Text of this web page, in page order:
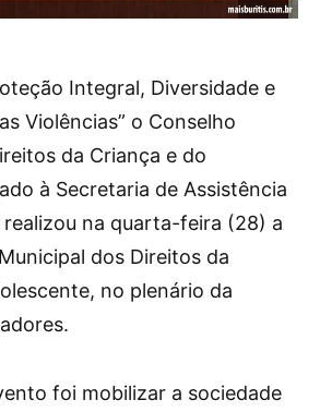
Integral, Diversidade e
Violências” o Conselho
da Criança e do
à Secretaria de Assistência
realizou na quarta-feira (28) a
dos Direitos da
no plenário da
foi mobilizar a sociedade